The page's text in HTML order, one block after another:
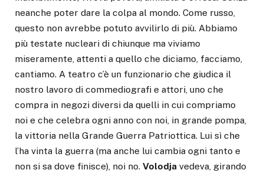
neanche poter dare la colpa al mondo. Come russo,
questo non avrebbe potuto avvilirlo di più. Abbiamo
più testate nucleari di chiunque ma viviamo
miseramente, attenti a quello che diciamo, facciamo,
cantiamo. A teatro c’è un funzionario che giudica il
nostro lavoro di commediografi e attori, uno che
compra in negozi diversi da quelli in cui compriamo
noi e che celebra ogni anno con noi, in grande pompa,
la vittoria nella Grande Guerra Patriottica. Lui sì che
l’ha vinta la guerra (ma anche lui cambia ogni tanto e
non si sa dove finisce), noi no. Volodja vedeva, girando